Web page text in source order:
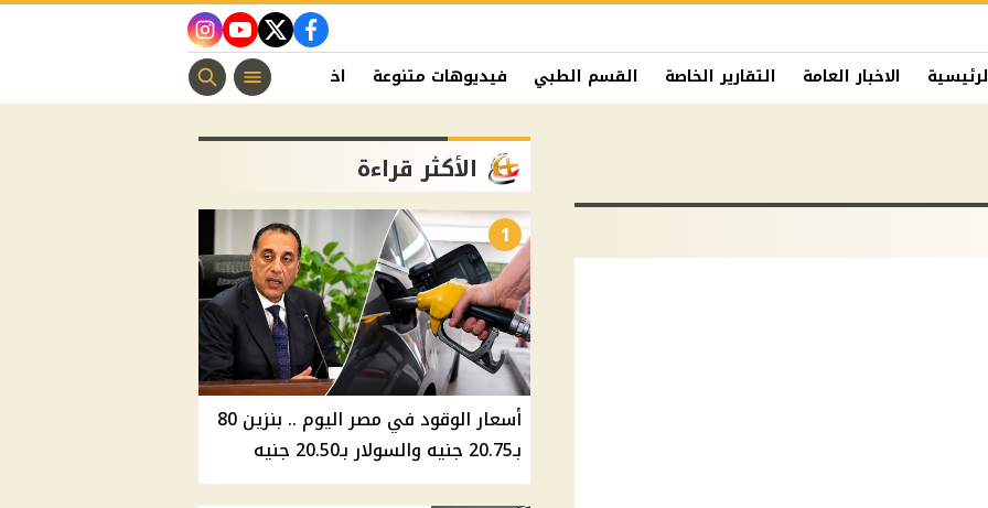
facebook
twitter
youtube
instagram
الاخبار العامة التقارير الخاصة القسم الطبي فيديوهات متنوعة اخبار الفن منوعات مسيحية
الأكثر قراءة
1
أسعار الوقود في مصر اليوم .. بنزين 80
بـ20.75 جنيه والسولار بـ20.50 جنيه